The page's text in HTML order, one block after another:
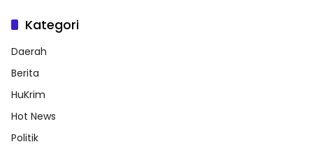
Kategori
Daerah
Berita
HuKrim
Hot News
Politik